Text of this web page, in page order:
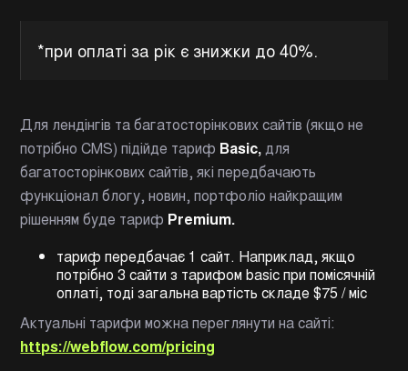
*при оплаті за рік є знижки до 40%.
Для лендінгів та багатосторінкових сайтів (якщо не
потрібно CMS) підійде тариф Basic,для
багатосторінкових сайтів, які передбачають
функціонал блогу, новин, портфоліо найкращим
рішенням буде тариф Premium.
тариф передбачає 1 сайт. Наприклад, якщо
потрібно 3 сайти з тарифом basic при помісячній
оплаті, тоді загальна вартість складе $75 / міс
Актуальні тарифи можна переглянути на сайті:
https://webflow.com/pricing